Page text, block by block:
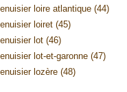
loire atlantique (44)
loiret (45)
lot (46)
lot-et-garonne (47)
lozère (48)